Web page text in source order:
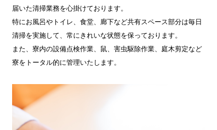
届いた清掃業務を心掛けております。
特にお風呂やトイレ、食堂、廊下など共有スペース部分は毎日
清掃を実施して、常にきれいな状態を保っております。
また、寮内の設備点検作業、鼠、害虫駆除作業、庭木剪定など
寮をトータル的に管理いたします。